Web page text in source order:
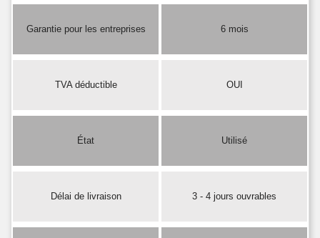
Garantie pour les entreprises 6 mois
TVA déductible OUI
État Utilisé
Délai de livraison 3 - 4 jours ouvrables